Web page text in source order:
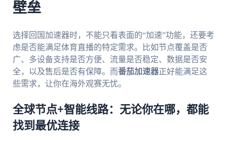
壁垒
选择回国加速器时，不能只看表面的“加速”功能，还要考
虑是否能满足体育直播的特定需求。比如节点覆盖是否
广、多设备支持是否方便、流量是否稳定、数据是否安
全，以及售后是否有保障。而番茄加速器正好能满足这
些需求，让你在海外观赛无忧。
全球节点+智能线路：无论你在哪，都能
找到最优连接